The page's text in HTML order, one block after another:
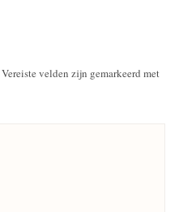
Vereiste velden zijn gemarkeerd met